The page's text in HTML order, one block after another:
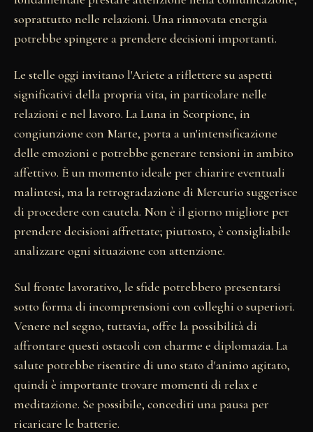
soprattutto nelle relazioni. Una rinnovata energia
potrebbe spingere a prendere decisioni importanti.
Le stelle oggi invitano l'Ariete a riflettere su aspetti
significativi della propria vita, in particolare nelle
relazioni e nel lavoro. La Luna in Scorpione, in
congiunzione con Marte, porta a un'intensificazione
delle emozioni e potrebbe generare tensioni in ambito
affettivo. È un momento ideale per chiarire eventuali
malintesi, ma la retrogradazione di Mercurio suggerisce
di procedere con cautela. Non è il giorno migliore per
prendere decisioni affrettate; piuttosto, è consigliabile
analizzare ogni situazione con attenzione.
Sul fronte lavorativo, le sfide potrebbero presentarsi
sotto forma di incomprensioni con colleghi o superiori.
Venere nel segno, tuttavia, offre la possibilità di
affrontare questi ostacoli con charme e diplomazia. La
salute potrebbe risentire di uno stato d'animo agitato,
quindi è importante trovare momenti di relax e
meditazione. Se possibile, concediti una pausa per
ricaricare le batterie.